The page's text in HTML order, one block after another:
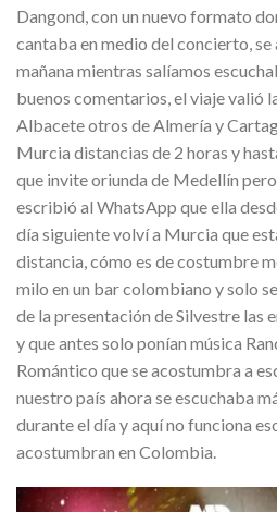
Dangond, con un nuevo formato
cantaba en medio del concierto, se
mañana mientras salíamos
buenos comentarios, el viaje valió
Albacete otros de Almería y
Murcia distancias de 2 horas y
que invite oriunda de Medellín
escribió al WhatsApp que ella
día siguiente volví a Murcia que
distancia, cómo es de costumbre
milo en un bar colombiano y solo
de la presentación de Silvestre las
y que antes solo ponían música
Romántico que se acostumbra a
nuestro país ahora se escuchaba
durante el día y aquí no funciona
acostumbran en Colombia.